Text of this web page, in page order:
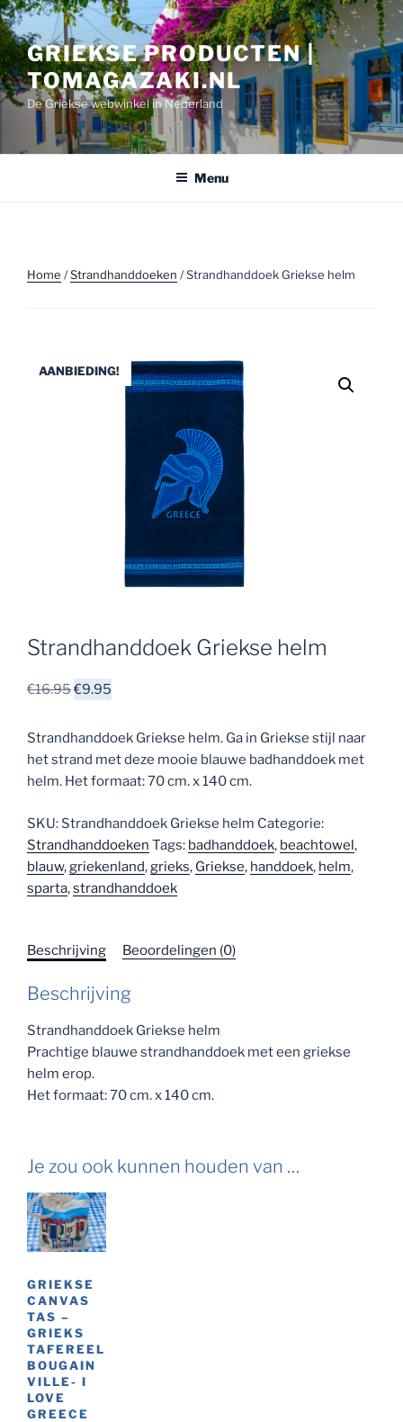
Ga
naar
de
inhoud
GRIEKSE PRODUCTEN |
TOMAGAZAKI.NL
De Griekse webwinkel in Nederland
Menu
Home /Strandhanddoeken / Strandhanddoek Griekse helm
AANBIEDING!
Strandhanddoek Griekse helm
€16.95Oorspronkelijke
was:
€16.95.
€9.95
is:
€9.95.
Strandhanddoek Griekse helm. Ga in Griekse stijl naar
het strand met deze mooie blauwe badhanddoek met
helm. Het formaat: 70 cm. x 140 cm.
SKU: Strandhanddoek Griekse helm Categorie:
Strandhanddoeken Tags: badhanddoek, beachtowel,
blauw,griekenland,grieks, Griekse, handdoek, helm,
sparta,strandhanddoek
Beschrijving Beoordelingen (0)
Beschrijving
Strandhanddoek Griekse helm
Prachtige blauwe strandhanddoek met een griekse
helm erop.
Het formaat: 70 cm. x 140 cm.
Je zou ook kunnen houden van …
GRIEKSE
CANVAS
TAS –
GRIEKS
TAFEREEL
BOUGAIN
VILLE- I
LOVE
GREECE